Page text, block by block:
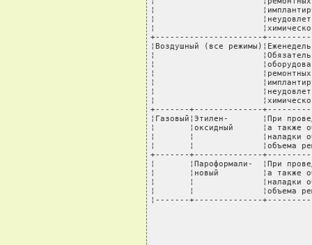
¦
¦
¦
+----------------------
¦Воздушный (все
¦                      ¦Обязательно
¦
¦                      ¦ремонтных
¦
¦
¦
+-------+--------------
¦Газовый¦Этилен-       ¦При
¦       ¦оксидный      ¦а также
¦       ¦              ¦наладки
¦       ¦              ¦объема
+-------+--------------
¦       ¦Пароформали-  ¦При
¦       ¦новый         ¦а также
¦       ¦              ¦наладки
¦       ¦              ¦объема
¦-------+--------------